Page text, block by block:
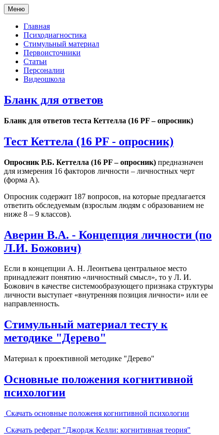
Меню
Главная
Психодиагностика
Стимульный материал
Первоисточники
Статьи
Персоналии
Видеошкола
Бланк для ответов
Бланк для ответов теста Кеттелла (16 PF – опросник)
Тест Кеттела (16 PF - опросник)
Опросник Р.Б. Кеттелла (16 PF – опросник) предназначен
для измерения 16 факторов личности – личностных черт
(форма А).
Опросник содержит 187 вопросов, на которые предлагается
ответить обследуемым (взрослым людям с образованием не
ниже 8 – 9 классов).
Аверин В.А. - Концепция личности (по
Л.И. Божович)
Если в концепции А. Н. Леонтьева центральное место
принадлежит понятию «личностный смысл», то у Л. И.
Божович в качестве системообразующего признака структуры
личности выступает «внутренняя позиция личности» или ее
направленность.
Стимульный материал тесту к
методике "Дерево"
Материал к проективной методике "Дерево"
Основные положения когнитивной
психологии
Скачать основные положеня когнитивной психологии
Скачать реферат "Джордж Келли: когнитивная теория"